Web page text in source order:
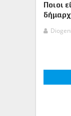
Ποιοι